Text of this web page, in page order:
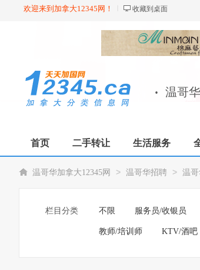
欢迎来到加拿大12345网！ 收藏到桌面
· 温哥华
首页 二手转让 生活服务
温哥华加拿大12345网 > 温哥华招聘 > 温
栏目分类 不限 服务员/收银员
教师/培训师 KTV/酒吧